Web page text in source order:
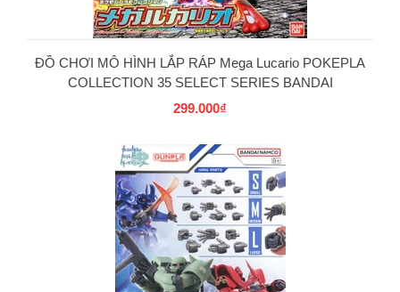
ĐỒ CHƠI MÔ HÌNH LẮP RÁP Mega Lucario POKEPLA
COLLECTION 35 SELECT SERIES BANDAI
299.000₫